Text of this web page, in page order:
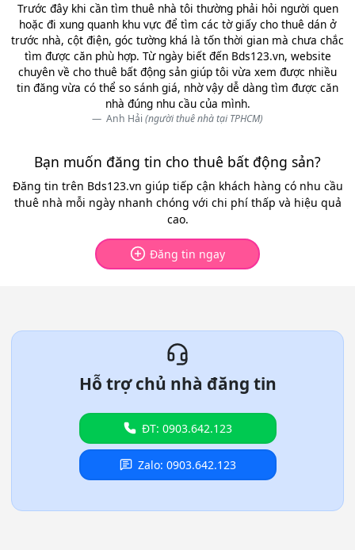
Trước đây khi cần tìm thuê nhà tôi thường phải hỏi người quen
hoặc đi xung quanh khu vực để tìm các tờ giấy cho thuê dán ở
trước nhà, cột điện, góc tường khá là tốn thời gian mà chưa chắc
tìm được căn phù hợp. Từ ngày biết đến Bds123.vn, website
chuyên về cho thuê bất động sản giúp tôi vừa xem được nhiều
tin đăng vừa có thể so sánh giá, nhờ vậy dễ dàng tìm được căn
nhà đúng nhu cầu của mình.
Anh Hải (người thuê nhà tại TPHCM)
Bạn muốn đăng tin cho thuê bất động sản?
Đăng tin trên Bds123.vn giúp tiếp cận khách hàng có nhu cầu
thuê nhà mỗi ngày nhanh chóng với chi phí thấp và hiệu quả
cao.
Đăng tin ngay
Hỗ trợ chủ nhà đăng tin
ĐT: 0903.642.123
Zalo: 0903.642.123